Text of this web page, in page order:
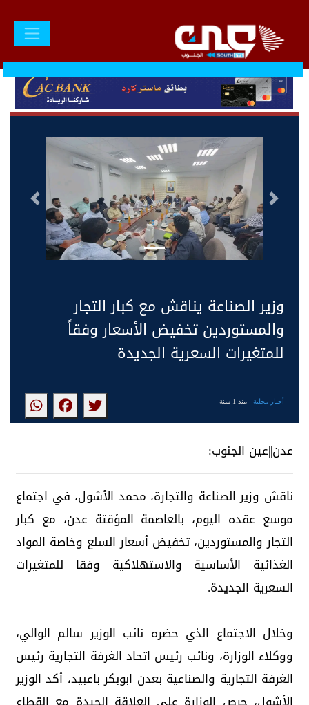
التالى السابق
وزير الصناعة يناقش مع كبار التجار
والمستوردين تخفيض الأسعار وفقاً
للمتغيرات السعرية الجديدة
أخبار محلية- منذ 1 سنة
عدن||عين الجنوب:
ناقش وزير الصناعة والتجارة، محمد الأشول، في اجتماع
موسع عقده اليوم، بالعاصمة المؤقتة عدن، مع كبار
التجار والمستوردين، تخفيض أسعار السلع وخاصة المواد
الغذائية الأساسية والاستهلاكية وفقا للمتغيرات
السعرية الجديدة.
وخلال الاجتماع الذي حضره نائب الوزير سالم الوالي،
ووكلاء الوزارة، ونائب رئيس اتحاد الغرفة التجارية رئيس
الغرفة التجارية والصناعية بعدن ابوبكر باعبيد، أكد الوزير